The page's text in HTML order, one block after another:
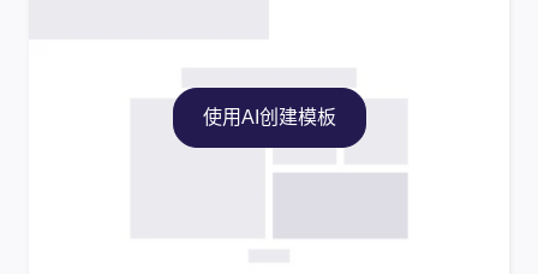
使用AI创建模板